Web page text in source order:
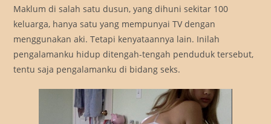
Maklum di salah satu dusun, yang dihuni sekitar 100
keluarga, hanya satu yang mempunyai TV dengan
menggunakan aki. Tetapi kenyataannya lain. Inilah
pengalamanku hidup ditengah-tengah penduduk tersebut,
tentu saja pengalamanku di bidang seks.